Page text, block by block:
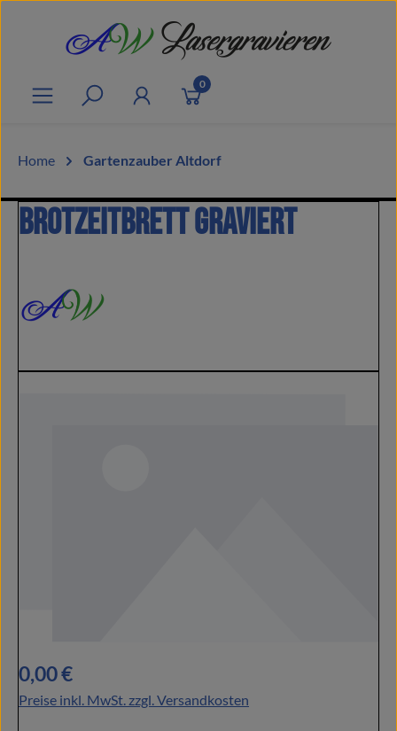
Zum Hauptinhalt springen
0
Home Gartenzauber Altdorf
Brotzeitbrett graviert
Regulärer Preis:
0,00 €
Preise inkl. MwSt. zzgl. Versandkosten